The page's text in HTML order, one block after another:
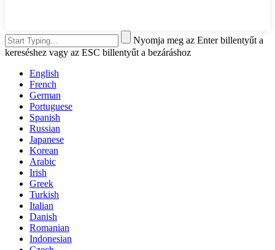
Nyomja meg az Enter billentyűt a
kereséshez vagy az ESC billentyűt a bezáráshoz
English
French
German
Portuguese
Spanish
Russian
Japanese
Korean
Arabic
Irish
Greek
Turkish
Italian
Danish
Romanian
Indonesian